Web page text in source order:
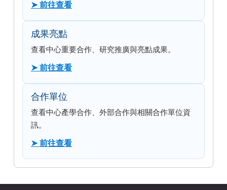
➤ 前往查看
成果亮點
查看中心重要合作、研究推廣與亮點成果。
➤ 前往查看
合作單位
查看中心產學合作、外部合作與相關合作單位資
訊。
➤ 前往查看